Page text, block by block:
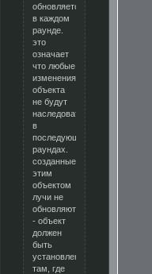
обновляется
в каждом
раунде.
это
означает
что любые
изменения
объекта
не будут
наследоваться
в
последующих
раундах.
созданные
этим
объектом
лучи не
обновляются!
- объект
должен
быть
установлен
там, где